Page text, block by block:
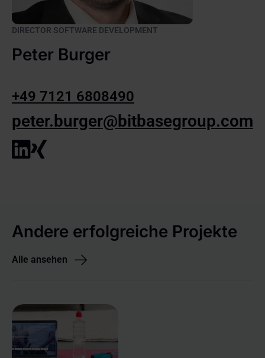
DIRECTOR SOFTWARE DEVELOPMENT
Peter Burger
+49 7121 6808490
peter.burger@bitbasegroup.com
Andere erfolgreiche Projekte
Alle ansehen